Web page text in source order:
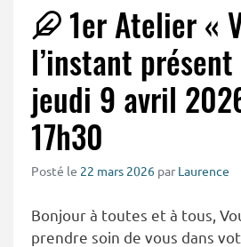
1er Atelier «
l’instant
jeudi 9 avril
17h30
Posté le 22 mars 2026 par Laurence
Bonjour à toutes et à tous,
prendre soin de vous dans